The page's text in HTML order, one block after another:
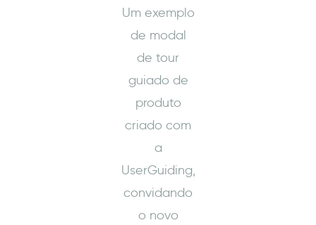
Um exemplo
de modal
de tour
guiado de
produto
criado com
a
UserGuiding,
convidando
o novo